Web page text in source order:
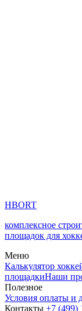
HBORT
комплексное
площадок для
Меню
Калькулятор
площадкиНаши
Полезное
Условия оплаты и
Контакты +7 (499)